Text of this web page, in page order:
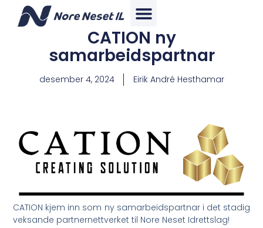
CATION ny
samarbeidspartnar
desember 4, 2024 Eirik André Hesthamar
CATION kjem inn som ny samarbeidspartnar i det stadig
veksande partnernettverket til Nore Neset Idrettslag!